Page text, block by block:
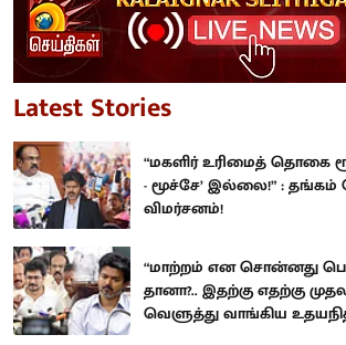
Latest Stories
“மகளிர் உரிமைத் தொகை
- மூச்சே’ இல்லை!” : தங்கம்
விமர்சனம்!
“மாற்றம் என சொன்னது
தானா?.. இதற்கு எதற்கு
வெளுத்து வாங்கிய